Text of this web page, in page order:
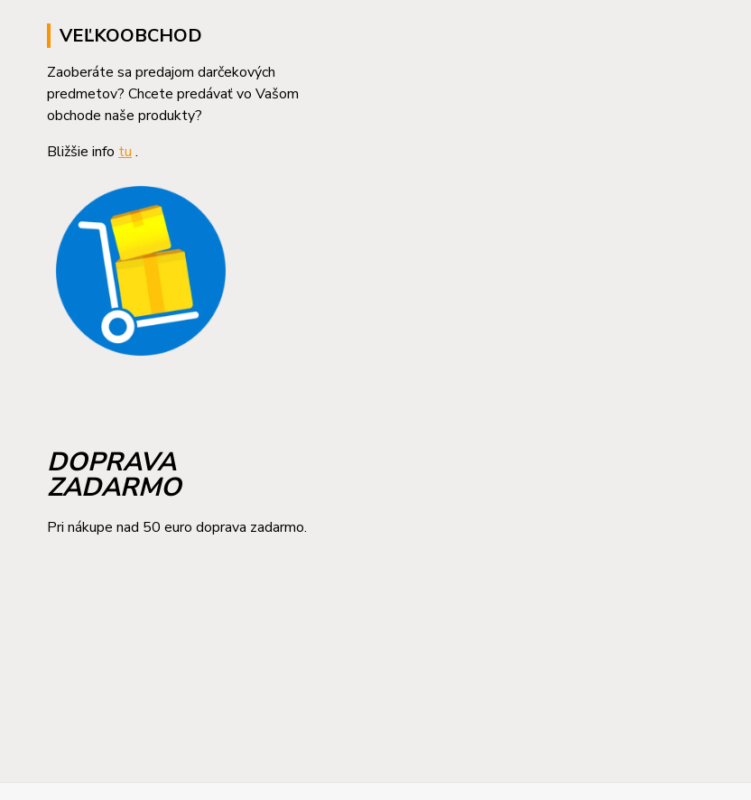
VEĽKOOBCHOD
Zaoberáte sa predajom darčekových
predmetov? Chcete predávať vo Vašom
obchode naše produkty?
Bližšie info tu .
DOPRAVA
ZADARMO
Pri nákupe nad 50 euro doprava zadarmo.